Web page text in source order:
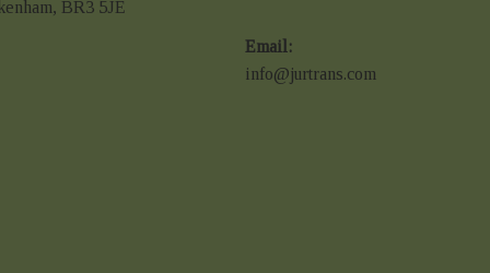
BR3 5JE
Email:
info@jurtrans.com